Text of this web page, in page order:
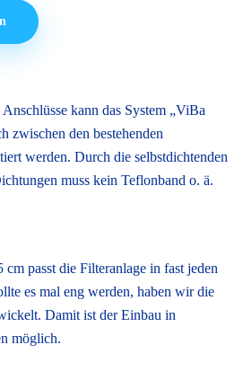
kann das System „ViBa
zwischen den bestehenden
werden. Durch die selbstdichtenden
muss kein Teflonband o. ä.
passt die Filteranlage in fast jeden
es mal eng werden, haben wir die
Damit ist der Einbau in
möglich.